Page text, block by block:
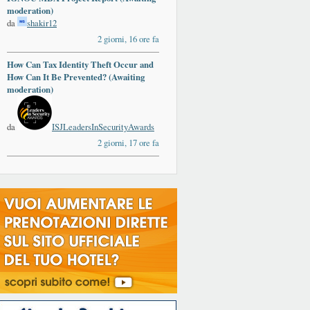
moderation)
da
shakir12
2 giorni, 16 ore fa
How Can Tax Identity Theft Occur and
How Can It Be Prevented? (Awaiting
moderation)
da
ISJLeadersInSecurityAwards
2 giorni, 17 ore fa